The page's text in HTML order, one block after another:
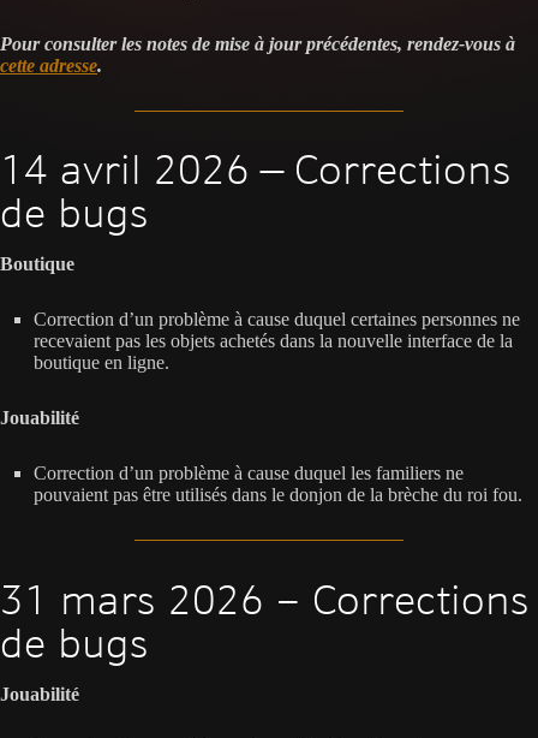
Pour consulter les notes de mise à jour précédentes, rendez-vous à
cette adresse.
14 avril 2026 — Corrections
de bugs
Boutique
Correction d’un problème à cause duquel certaines personnes ne
recevaient pas les objets achetés dans la nouvelle interface de la
boutique en ligne.
Jouabilité
Correction d’un problème à cause duquel les familiers ne
pouvaient pas être utilisés dans le donjon de la brèche du roi fou.
31 mars 2026 – Corrections
de bugs
Jouabilité